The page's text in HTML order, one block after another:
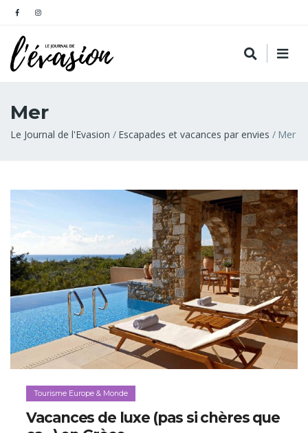
Mer
Fil
Le Journal de l'Evasion Escapades et vacances par envies Mer
Tourisme Europe & Monde
Vacances de luxe (pas si chères que